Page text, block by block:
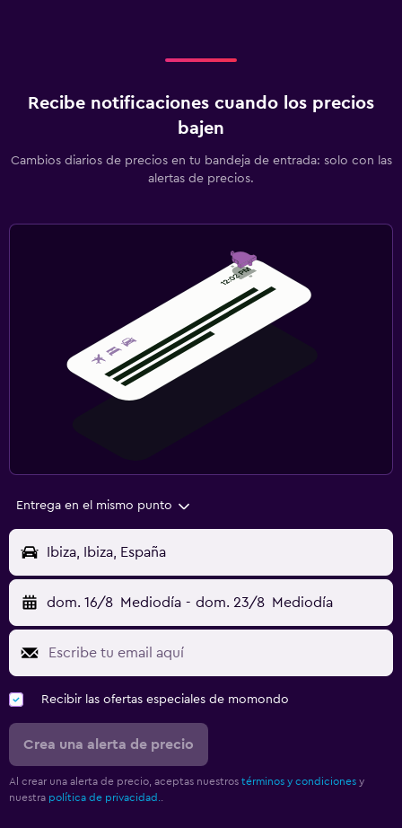
Recibe notificaciones cuando los precios
bajen
Cambios diarios de precios en tu bandeja de entrada: solo con las
alertas de precios.
Entrega en el mismo punto
Ibiza, Ibiza, España
dom. 16/8 Mediodía - dom. 23/8 Mediodía
Recibir las ofertas especiales de momondo
Crea una alerta de precio
Al crear una alerta de precio, aceptas nuestros términos y condiciones y
nuestra política de privacidad..